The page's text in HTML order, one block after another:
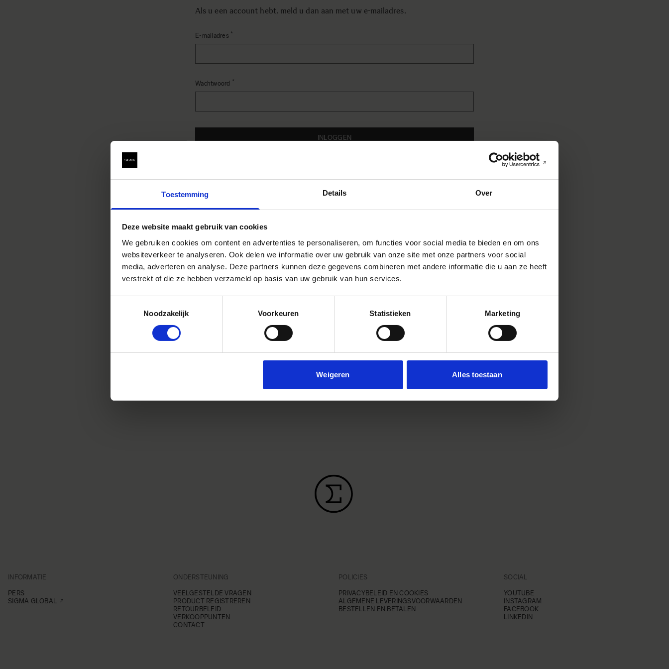
Toestemming Details Over
Deze website maakt gebruik van cookies
We gebruiken cookies om content en advertenties te personaliseren, om functies voor social media te bieden en om ons
websiteverkeer te analyseren. Ook delen we informatie over uw gebruik van onze site met onze partners voor social
media, adverteren en analyse. Deze partners kunnen deze gegevens combineren met andere informatie die u aan ze heeft
verstrekt of die ze hebben verzameld op basis van uw gebruik van hun services.
Noodzakelijk
Voorkeuren Statistieken Marketing
Weigeren Alles toestaan
Als u een account hebt, meld u dan aan met uw e-mailadres.
E-mailadres
Wachtwoord
INLOGGEN
Nieuwe klanten
dan één adres registreren, volgen van bestellingen en meer.
ACCOUNT AANMAKEN
Als u een bedrijf vertegenwoordigt, maak dan een bedrijfsaccount aan om
subaccounts te beheren en andere B2B-functionaliteiten te gebruiken.
ZAKELIJK ACCOUNT AANMAKEN
INFORMATIE
PERS
SIGMA GLOBAL
ONDERSTEUNING
VEELGESTELDE VRAGEN
PRODUCT REGISTREREN
RETOURBELEID
VERKOOPPUNTEN
CONTACT
POLICIES
PRIVACYBELEID EN COOKIES
ALGEMENE LEVERINGSVOORWAARDEN
BESTELLEN EN BETALEN
SOCIAL
YOUTUBE
INSTAGRAM
FACEBOOK
LINKEDIN